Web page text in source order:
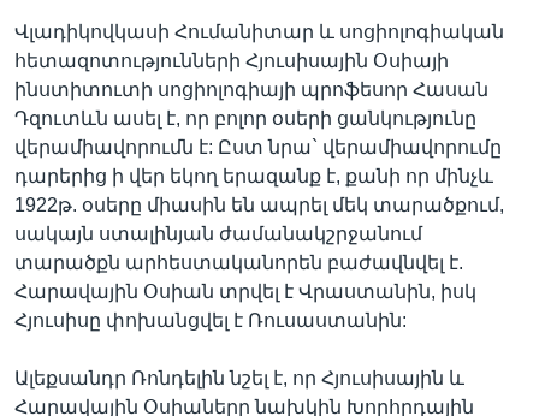
Վլադիկովկասի Հումանիտար և սոցիոլոգիական
հետազոտությունների Հյուսիսային Օսիայի
ինստիտուտի սոցիոլոգիայի պրոֆեսոր Հասան
Դզուտևն ասել է, որ բոլոր օսերի ցանկությունը
վերամիավորումն է: Ըստ նրա` վերամիավորումը
դարերից ի վեր եկող երազանք է, քանի որ մինչև
1922թ. օսերը միասին են ապրել մեկ տարածքում,
սակայն ստալինյան ժամանակշրջանում
տարածքն արհեստականորեն բաժավնվել է.
Հարավային Օսիան տրվել է Վրաստանին, իսկ
Հյուսիսը փոխանցվել է Ռուսաստանին:
Ալեքսանդր Ռոնդելին նշել է, որ Հյուսիսային և
Հարավային Օսիաները նախկին Խորհրդային